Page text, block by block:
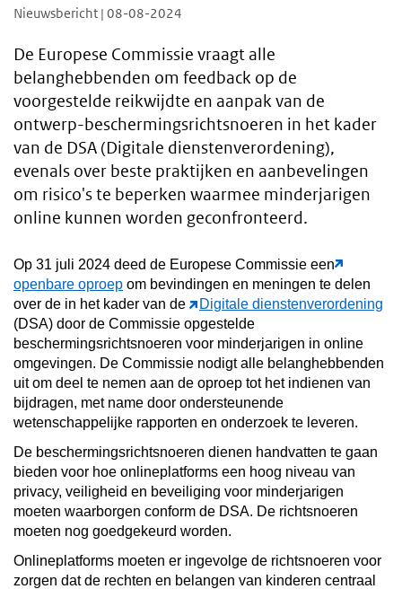
Nieuwsbericht | 08-08-2024
De Europese Commissie vraagt alle
belanghebbenden om feedback op de
voorgestelde reikwijdte en aanpak van de
ontwerp-beschermingsrichtsnoeren in het kader
van de DSA (Digitale dienstenverordening),
evenals over beste praktijken en aanbevelingen
om risico's te beperken waarmee minderjarigen
online kunnen worden geconfronteerd.
Op 31 juli 2024 deed de Europese Commissie een
openbare oproep om bevindingen en meningen te delen
over de in het kader van de
Digitale dienstenverordening
(DSA) door de Commissie opgestelde
beschermingsrichtsnoeren voor minderjarigen in online
omgevingen. De Commissie nodigt alle belanghebbenden
uit om deel te nemen aan de oproep tot het indienen van
bijdragen, met name door ondersteunende
wetenschappelijke rapporten en onderzoek te leveren.
De beschermingsrichtsnoeren dienen handvatten te gaan
bieden voor hoe onlineplatforms een hoog niveau van
privacy, veiligheid en beveiliging voor minderjarigen
moeten waarborgen conform de DSA. De richtsnoeren
moeten nog goedgekeurd worden.
Onlineplatforms moeten er ingevolge de richtsnoeren voor
zorgen dat de rechten en belangen van kinderen centraal